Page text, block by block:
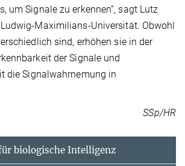
um Signale zu erkennen“, sagt Lutz
Maximilians-Universität. Obwohl
sind, erhöhen sie in der
der Signale und
die Signalwahrnemung in
SSp/HR
biologische Intelligenz